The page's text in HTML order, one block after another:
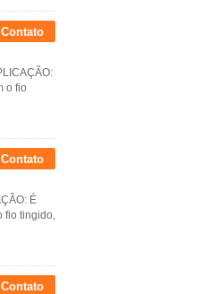
Contato
o fio
Contato
É
fio tingido,
Contato